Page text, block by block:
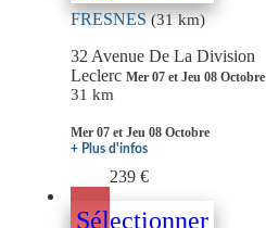
FRESNES(31 km)
32 Avenue De La Division
Leclerc Mer 07 et Jeu 08 Octobre
31 km
Mer 07 et Jeu 08 Octobre
+ Plus d'infos
239 €
Sélectionner